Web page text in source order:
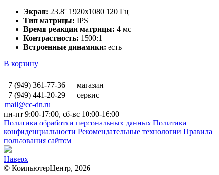
Экран: 23.8'' 1920х1080 120 Гц
Тип матрицы: IPS
Время реакции матрицы: 4 мс
Контрастность: 1500:1
Встроенные динамики: есть
В корзину
+7 (949) 361-77-36 — магазин
+7 (949) 441-20-29 — сервис
mail@cc-dn.ru
пн-пт 9:00-17:00, сб-вс 10:00-16:00
Политика обработки персональных данных Политика
конфиденциальности Рекомендательные технологии Правила
пользования сайтом
Наверх
© КомпьютерЦентр, 2026